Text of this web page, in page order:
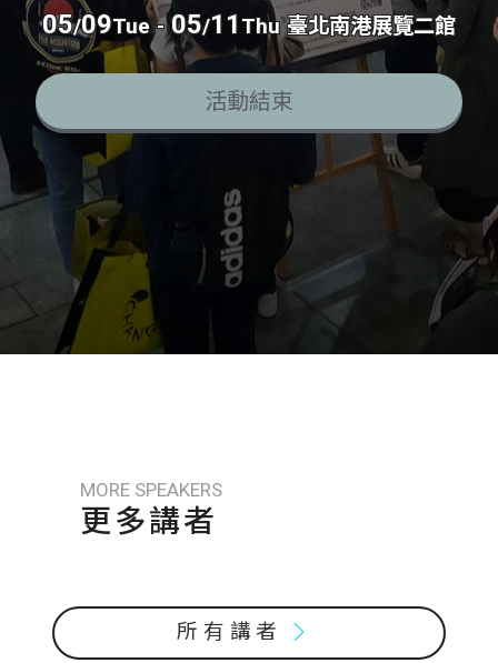
05/09Tue -05/11Thu 臺北南港展覽二館
活動結束
MORE SPEAKERS
更多講者
所有講者